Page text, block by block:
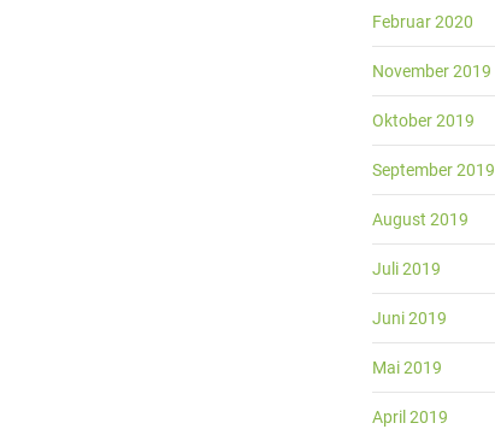
Februar 2020
November 2019
Oktober 2019
September 2019
August 2019
Juli 2019
Juni 2019
Mai 2019
April 2019